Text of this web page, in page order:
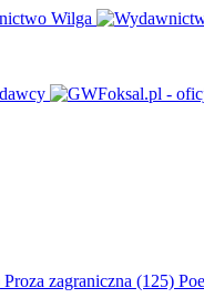
Proza zagraniczna (125)